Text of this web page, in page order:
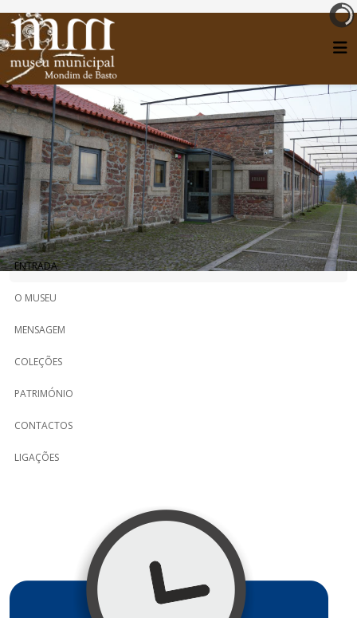
ENTRADA
O MUSEU
MENSAGEM
COLEÇÕES
PATRIMÓNIO
CONTACTOS
LIGAÇÕES